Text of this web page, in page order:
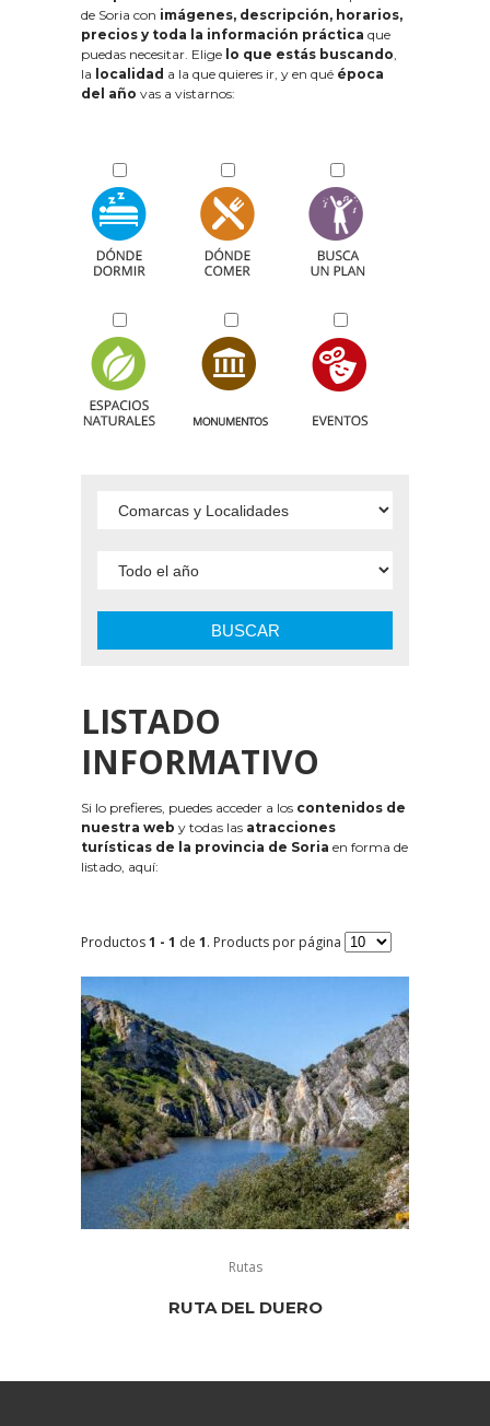
de Soria con imágenes, descripción, horarios,
precios y toda la información práctica que
puedas necesitar. Elige lo que estás buscando,
la localidad a la que quieres ir, y en qué época
del año vas a vistarnos:
BUSCAR
LISTADO
INFORMATIVO
Si lo prefieres, puedes acceder a los contenidos de
nuestra web y todas las atracciones
turísticas de la provincia de Soria en forma de
listado, aquí:
Productos1 - 1 de 1. Products por página
Rutas
RUTA DEL DUERO